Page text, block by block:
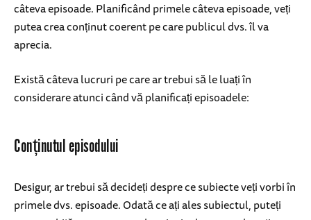
câteva episoade. Planificând primele câteva episoade, veți
putea crea conținut coerent pe care publicul dvs. îl va
aprecia.
Există câteva lucruri pe care ar trebui să le luați în
considerare atunci când vă planificați episoadele:
Conținutul episodului
Desigur, ar trebui să decideți despre ce subiecte veți vorbi în
primele dvs. episoade. Odată ce ați ales subiectul, puteți